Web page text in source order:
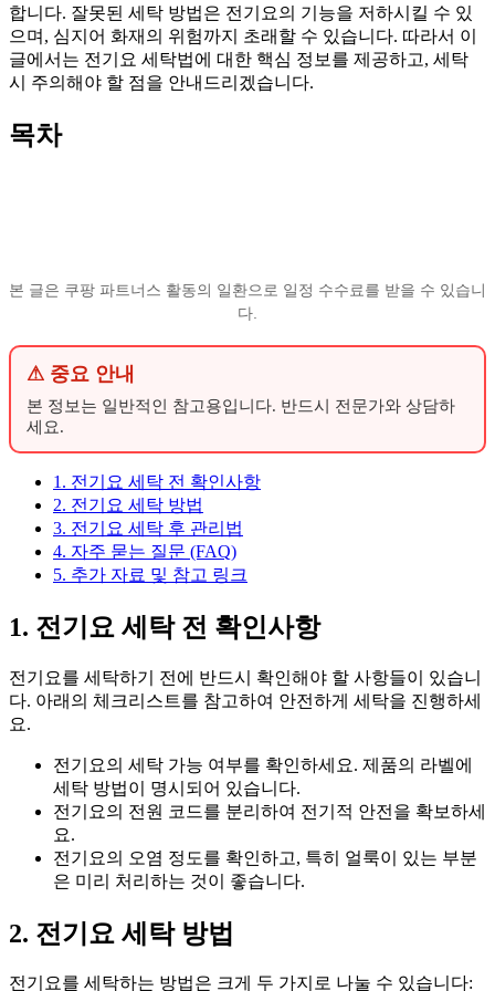
합니다. 잘못된 세탁 방법은 전기요의 기능을 저하시킬 수 있
으며, 심지어 화재의 위험까지 초래할 수 있습니다. 따라서 이
글에서는 전기요 세탁법에 대한 핵심 정보를 제공하고, 세탁
시 주의해야 할 점을 안내드리겠습니다.
목차
본 글은 쿠팡 파트너스 활동의 일환으로 일정 수수료를 받을 수 있습니
다.
⚠ 중요 안내
본 정보는 일반적인 참고용입니다. 반드시 전문가와 상담하
세요.
1. 전기요 세탁 전 확인사항
2. 전기요 세탁 방법
3. 전기요 세탁 후 관리법
4. 자주 묻는 질문 (FAQ)
5. 추가 자료 및 참고 링크
1. 전기요 세탁 전 확인사항
전기요를 세탁하기 전에 반드시 확인해야 할 사항들이 있습니
다. 아래의 체크리스트를 참고하여 안전하게 세탁을 진행하세
요.
전기요의 세탁 가능 여부를 확인하세요. 제품의 라벨에
세탁 방법이 명시되어 있습니다.
전기요의 전원 코드를 분리하여 전기적 안전을 확보하세
요.
전기요의 오염 정도를 확인하고, 특히 얼룩이 있는 부분
은 미리 처리하는 것이 좋습니다.
2. 전기요 세탁 방법
전기요를 세탁하는 방법은 크게 두 가지로 나눌 수 있습니다: